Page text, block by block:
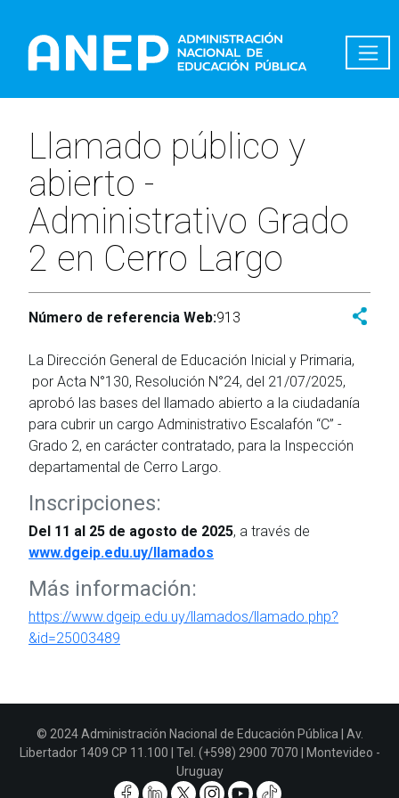
Llamado público y
abierto -
Administrativo Grado
2 en Cerro Largo
Número de referencia Web:913
La Dirección General de Educación Inicial y Primaria,
por Acta N°130, Resolución N°24, del 21/07/2025,
aprobó las bases del llamado abierto a la ciudadanía
para cubrir un cargo Administrativo Escalafón “C” -
Grado 2, en carácter contratado, para la Inspección
departamental de Cerro Largo.
Inscripciones:
Del 11 al 25 de agosto de 2025, a través de
www.dgeip.edu.uy/llamados
Más información:
https://www.dgeip.edu.uy/llamados/llamado.php?
&id=25003489
© 2024 Administración Nacional de Educación Pública | Av.
Libertador 1409 CP 11.100 | Tel. (+598) 2900 7070 | Montevideo -
Uruguay